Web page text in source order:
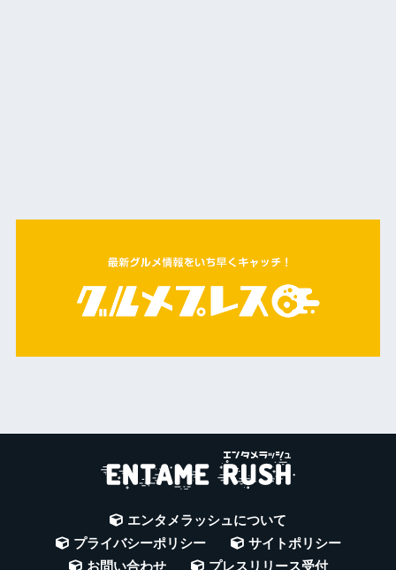
エンタメラッシュについて
プライバシーポリシー
サイトポリシー
お問い合わせ
プレスリリース受付